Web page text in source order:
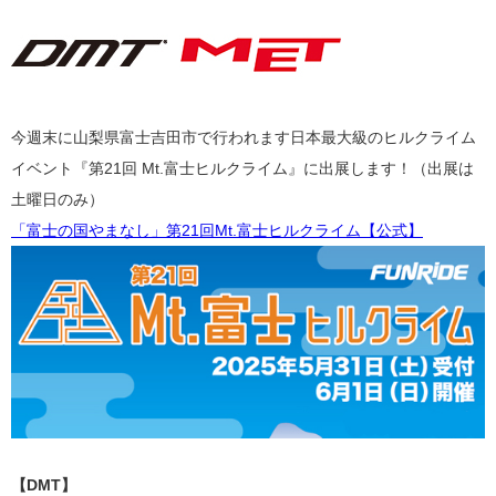
今週末に山梨県富士吉田市で行われます日本最大級のヒルクライム
イベント『第21回 Mt.富士ヒルクライム』に出展します！（出展は
土曜日のみ）
「富士の国やまなし」第21回Mt.富士ヒルクライム【公式】
【DMT】